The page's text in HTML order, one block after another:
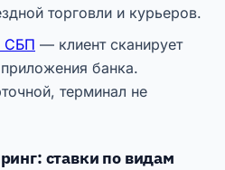
торговли и курьеров.
СБП — клиент сканирует
банка.
терминал не
ставки по видам